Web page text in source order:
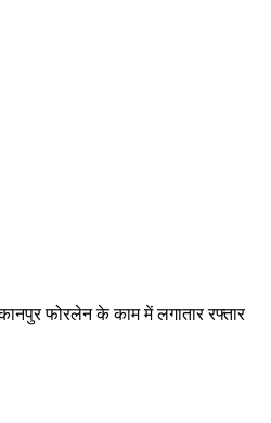
फोरलेन के काम में लगातार रफ्तार